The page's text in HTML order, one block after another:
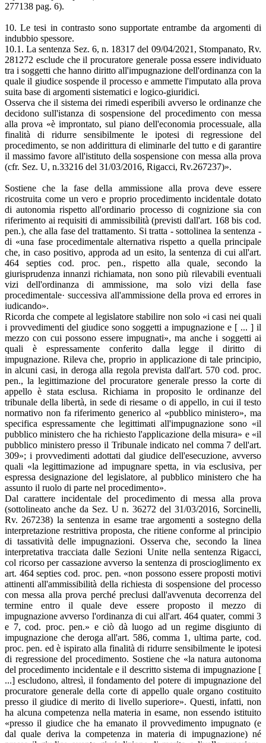
277138 pag. 6).
10. Le tesi in contrasto sono supportate entrambe da argomenti di
indubbio spessore.
10.1. La sentenza Sez. 6, n. 18317 del 09/04/2021, Stompanato, Rv.
281272 esclude che il procuratore generale possa essere individuato
tra i soggetti che hanno diritto all'impugnazione dell'ordinanza con la
quale il giudice sospende il processo e ammette l'imputato alla prova
suita base di argomenti sistematici e logico-giuridici.
Osserva che il sistema dei rimedi esperibili avverso le ordinanze che
decidono sull'istanza di sospensione del procedimento con messa
alla prova «è improntato, sul piano dell'economia processuale, alla
finalità di ridurre sensibilmente le ipotesi di regressione del
procedimento, se non addirittura di eliminarle del tutto e di garantire
il massimo favore all'istituto della sospensione con messa alla prova
(cfr. Sez. U, n.33216 del 31/03/2016, Rigacci, Rv.267237)».
Sostiene che la fase della ammissione alla prova deve essere
ricostruita come un vero e proprio procedimento incidentale dotato
di autonomia rispetto all'ordinario processo di cognizione sia con
riferimento ai requisiti di ammissibilità (previsti dall'art. 168 bis cod.
pen.), che alla fase del trattamento. Si tratta - sottolinea la sentenza -
di «una fase procedimentale alternativa rispetto a quella principale
che, in caso positivo, approda ad un esito, la sentenza di cui all'art.
464 septies cod. proc. pen., rispetto alla quale, secondo la
giurisprudenza innanzi richiamata, non sono più rilevabili eventuali
vizi dell'ordinanza di ammissione, ma solo vizi della fase
procedimentale· successiva all'ammissione della prova ed errores in
iudicando».
Ricorda che compete al legislatore stabilire non solo «i casi nei quali
i provvedimenti del giudice sono soggetti a impugnazione e [ ... ] il
mezzo con cui possono essere impugnati», ma anche i soggetti ai
quali è espressamente conferito dalla legge il diritto di
impugnazione. Rileva che, proprio in applicazione di tale principio,
in alcuni casi, in deroga alla regola prevista dall'art. 570 cod. proc.
pen., la legittimazione del procuratore generale presso la corte di
appello è stata esclusa. Richiama in proposito le ordinanze del
tribunale della libertà, in sede di riesame o di appello, in cui il testo
normativo non fa riferimento generico al «pubblico ministero», ma
specifica espressamente che legittimati all'impugnazione sono «il
pubblico ministero che ha richiesto l'applicazione della misura» e «il
pubblico ministero presso il Tribunale indicato nel comma 7 dell'art.
309»; i provvedimenti adottati dal giudice dell'esecuzione, avverso
quali «la legittimazione ad impugnare spetta, in via esclusiva, per
espressa designazione del legislatore, al pubblico ministero che ha
assunto il ruolo di parte nel procedimento».
Dal carattere incidentale del procedimento di messa alla prova
(sottolineato anche da Sez. U n. 36272 del 31/03/2016, Sorcinelli,
Rv. 267238) la sentenza in esame trae argomenti a sostegno della
interpretazione restrittiva proposta, che ritiene conforme al principio
di tassatività delle impugnazioni. Osserva che, secondo la linea
interpretativa tracciata dalle Sezioni Unite nella sentenza Rigacci,
col ricorso per cassazione avverso la sentenza di proscioglimento ex
art. 464 septies cod. proc. pen. «non possono essere proposti motivi
attinenti all'ammissibilità della richiesta di sospensione del processo
con messa alla prova perché preclusi dall'avvenuta decorrenza del
termine entro il quale deve essere proposto il mezzo di
impugnazione avverso l'ordinanza di cui all'art. 464 quater, commi 3
e 7, cod. proc. pen.» e ciò dà luogo ad un regime disgiunto di
impugnazione che deroga all'art. 586, comma 1, ultima parte, cod.
proc. pen. ed è ispirato alla finalità di ridurre sensibilmente le ipotesi
di regressione del procedimento. Sostiene che «la natura autonoma
del procedimento incidentale e il descritto sistema di impugnazione [
...] escludono, altresì, il fondamento del potere di impugnazione del
procuratore generale della corte di appello quale organo costituito
presso il giudice di merito di livello superiore». Questi, infatti, non
ha alcuna competenza nella materia in esame, non essendo istituito
«presso il giudice che ha emanato il provvedimento impugnato (e
dal quale deriva la competenza in materia di impugnazione) né